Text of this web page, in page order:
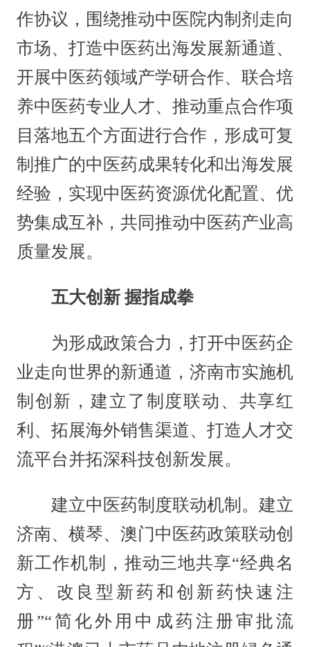
作协议，围绕推动中医院内制剂走向
市场、打造中医药出海发展新通道、
开展中医药领域产学研合作、联合培
养中医药专业人才、推动重点合作项
目落地五个方面进行合作，形成可复
制推广的中医药成果转化和出海发展
经验，实现中医药资源优化配置、优
势集成互补，共同推动中医药产业高
质量发展。
五大创新 握指成拳
为形成政策合力，打开中医药企
业走向世界的新通道，济南市实施机
制创新，建立了制度联动、共享红
利、拓展海外销售渠道、打造人才交
流平台并拓深科技创新发展。
建立中医药制度联动机制。建立
济南、横琴、澳门中医药政策联动创
新工作机制，推动三地共享“经典名
方、改良型新药和创新药快速注
册”“简化外用中成药注册审批流